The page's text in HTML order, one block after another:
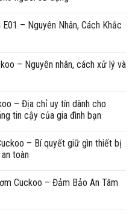
– Nguyên Nhân, Cách Khắc
– Nguyên nhân, cách xử lý và
– Địa chỉ uy tín dành cho
tin cậy của gia đình bạn
– Bí quyết giữ gìn thiết bị
toàn
Cuckoo – Đảm Bảo An Tâm